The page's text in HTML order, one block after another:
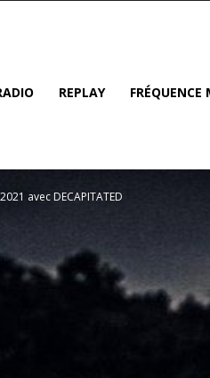
REPLAY FRÉQUENCE
avec DECAPITATED